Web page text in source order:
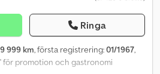
Ringa
999 km, första registrering:01/1967,
för promotion och gastronomi